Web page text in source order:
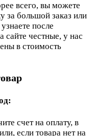
всего, вы можете
за большой заказ или
после
сайте честные, у нас
в стоимость
счет на оплату, в
если товара нет на